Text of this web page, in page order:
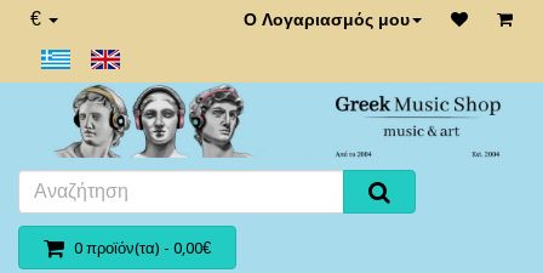
€ Ο Λογαριασμός μου
0 προϊόν(τα) - 0,00€